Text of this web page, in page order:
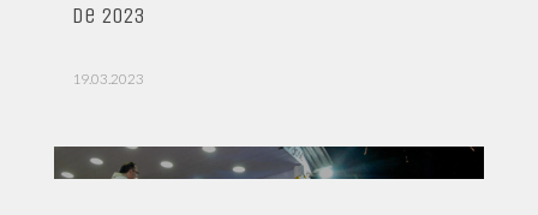
de 2023
19.03.2023